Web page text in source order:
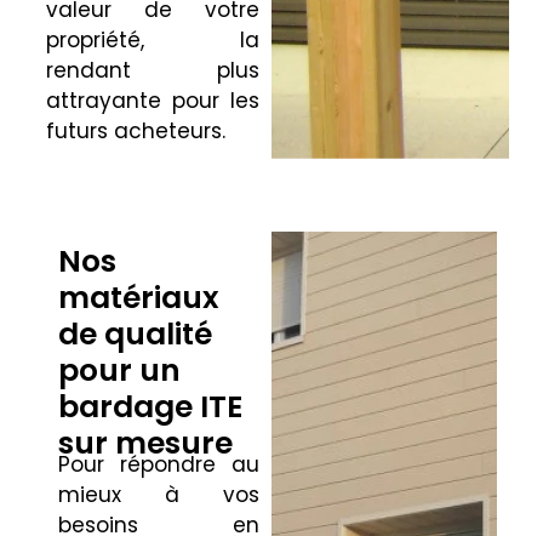
valeur de votre
propriété, la
rendant plus
attrayante pour les
futurs acheteurs.
Nos
matériaux
de qualité
pour un
bardage ITE
sur mesure
Pour répondre au
mieux à vos
besoins en